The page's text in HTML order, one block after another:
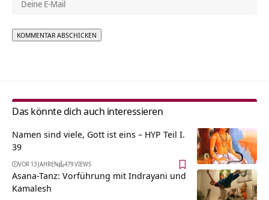
Das könnte dich auch interessieren
Namen sind viele, Gott ist eins – HYP Teil I.
39
VOR 13 JAHREN 479 VIEWS
Asana-Tanz: Vorführung mit Indrayani und
Kamalesh